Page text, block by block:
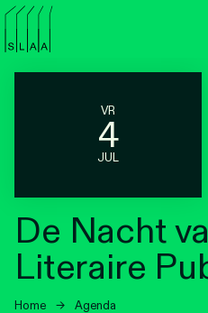
VR
4
JUL
De Nacht
Literaire
Home → Agenda
Agenda
Luisteren
Nieuwsbrief
Over SLAA